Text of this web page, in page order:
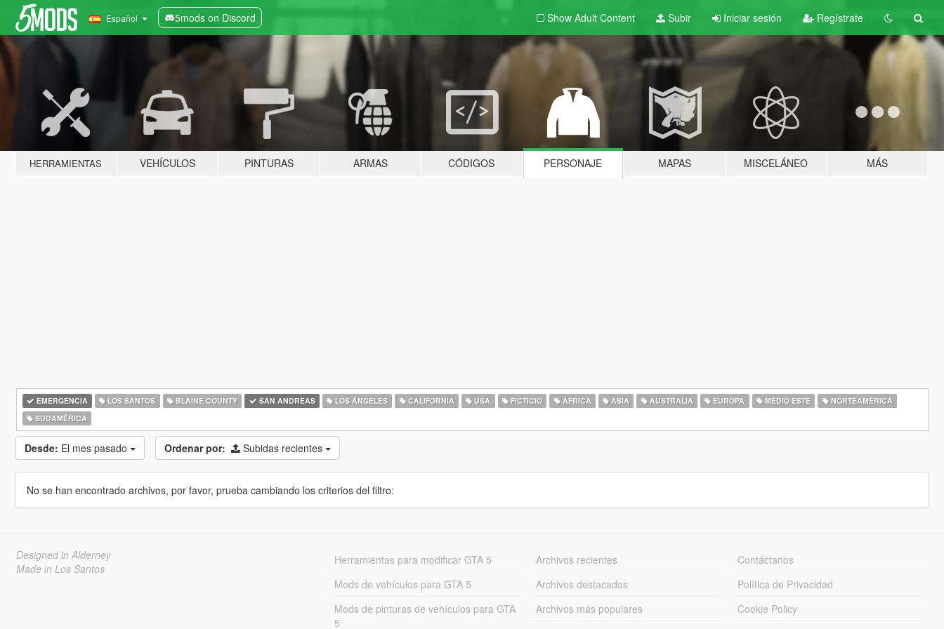
Español 5mods on Discord Show Adult Content Subir Iniciar sesión Regístrate
HERRAMIENTAS VEHÍCULOS PINTURAS ARMAS CÓDIGOS PERSONAJE MAPAS MISCELÁNEO MÁS
EMERGENCIA LOS SANTOS BLAINE COUNTY SAN ANDREAS LOS ÁNGELES CALIFORNIA USA FICTICIO ÁFRICA ASIA AUSTRALIA EUROPA MEDIO ESTE
NORTEAMÉRICA
SUDAMÉRICA
Desde: El mes pasado Ordenar por: Subidas recientes
No se han encontrado archivos, por favor, prueba cambiando los criterios del filtro:
Designed in Alderney
Made in Los Santos
Herramientas para modificar GTA 5
Mods de vehículos para GTA 5
Mods de pinturas de vehículos para GTA
5
Archivos recientes
Archivos destacados
Archivos más populares
Contáctanos
Política de Privacidad
Cookie Policy